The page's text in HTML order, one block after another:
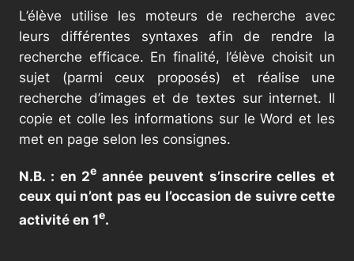
L’élève utilise les moteurs de recherche avec
leurs différentes syntaxes afin de rendre la
recherche efficace. En finalité, l’élève choisit un
sujet (parmi ceux proposés) et réalise une
recherche d’images et de textes sur internet. Il
copie et colle les informations sur le Word et les
met en page selon les consignes.
N.B. : en 2e année peuvent s’inscrire celles et
ceux qui n’ont pas eu l’occasion de suivre cette
activité en 1e.